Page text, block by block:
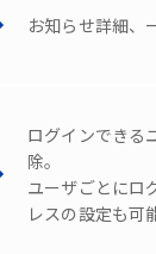
お知らせ詳細、
ログインできる
除。
ユーザごとにロ
レスの設定も可